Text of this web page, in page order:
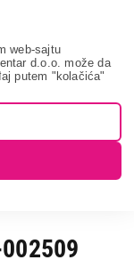
web-sajtu
d.o.o. može da
putem "kolačića"
k120 9...